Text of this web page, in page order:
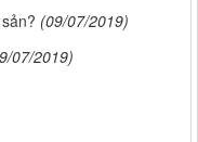
(09/07/2019)
07/2019)